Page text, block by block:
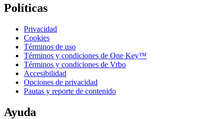
Políticas
Privacidad
Cookies
Términos de uso
Términos y condiciones de One Key™
Términos y condiciones de Vrbo
Accesibilidad
Opciones de privacidad
Pautas y reporte de contenido
Ayuda